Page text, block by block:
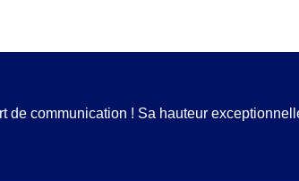
de communication ! Sa hauteur